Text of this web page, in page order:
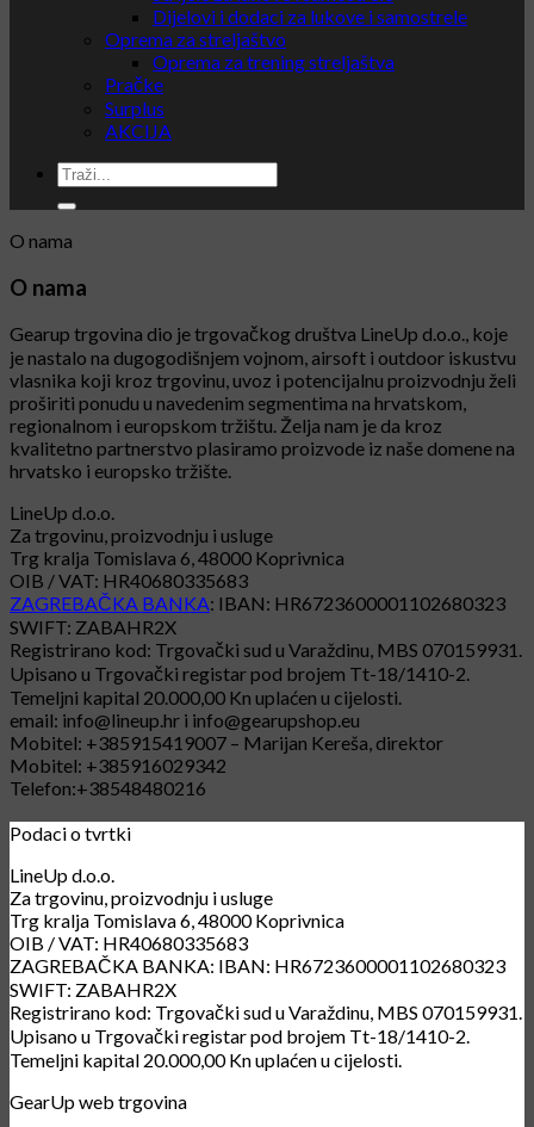
Dijelovi i dodaci za lukove i samostrele
Oprema za streljaštvo
Oprema za trening streljaštva
Pračke
Surplus
AKCIJA
O nama
O nama
Gearup trgovina dio je trgovačkog društva LineUp d.o.o., koje
je nastalo na dugogodišnjem vojnom, airsoft i outdoor iskustvu
vlasnika koji kroz trgovinu, uvoz i potencijalnu proizvodnju želi
proširiti ponudu u navedenim segmentima na hrvatskom,
regionalnom i europskom tržištu. Želja nam je da kroz
kvalitetno partnerstvo plasiramo proizvode iz naše domene na
hrvatsko i europsko tržište.
LineUp d.o.o.
Za trgovinu, proizvodnju i usluge
Trg kralja Tomislava 6, 48000 Koprivnica
OIB / VAT: HR40680335683
ZAGREBAČKA BANKA: IBAN: HR6723600001102680323
SWIFT: ZABAHR2X
Registrirano kod: Trgovački sud u Varaždinu, MBS 070159931.
Upisano u Trgovački registar pod brojem Tt-18/1410-2.
Temeljni kapital 20.000,00 Kn uplaćen u cijelosti.
email: info@lineup.hr i info@gearupshop.eu
Mobitel: +385915419007 – Marijan Kereša, direktor
Mobitel: +385916029342
Telefon:+38548480216
Podaci o tvrtki
LineUp d.o.o.
Za trgovinu, proizvodnju i usluge
Trg kralja Tomislava 6, 48000 Koprivnica
OIB / VAT: HR40680335683
ZAGREBAČKA BANKA: IBAN: HR6723600001102680323
SWIFT: ZABAHR2X
Registrirano kod: Trgovački sud u Varaždinu, MBS 070159931.
Upisano u Trgovački registar pod brojem Tt-18/1410-2.
Temeljni kapital 20.000,00 Kn uplaćen u cijelosti.
GearUp web trgovina